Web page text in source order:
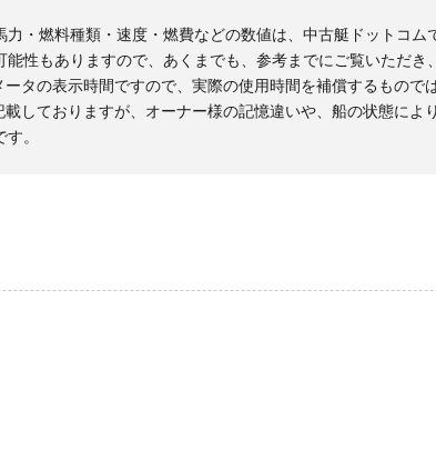
・燃料種類・速度・燃費などの数値は、中古艇ドットコ
性もありますので、あくまでも、参考までにご覧いただき
の表示時間ですので、実際の使用時間を補償するもので
しておりますが、オーナー様の記憶違いや、船の状態によ
。